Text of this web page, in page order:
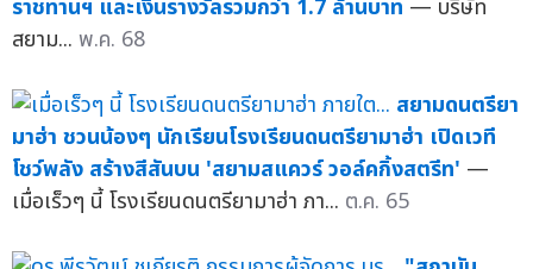
ราชทานฯ และเงินรางวัลรวมกว่า 1.7 ล้านบาท — บริษัท
สยาม... พ.ค. 68
สยามดนตรียา
มาฮ่า ชวนน้องๆ นักเรียนโรงเรียนดนตรียามาฮ่า เปิดเวที
โชว์พลัง สร้างสีสันบน 'สยามสแควร์ วอล์คกิ้งสตรีท' —
เมื่อเร็วๆ นี้ โรงเรียนดนตรียามาฮ่า ภา... ต.ค. 65